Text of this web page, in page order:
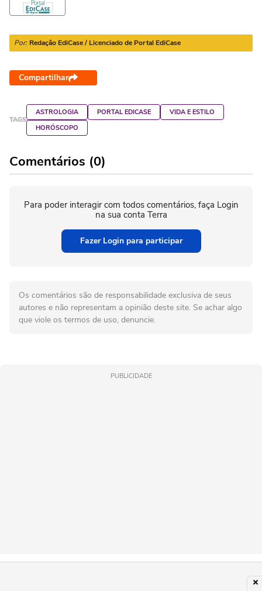
Por: Redação EdiCase / Licenciado de Portal EdiCase
Compartilhar
TAGS
ASTROLOGIA PORTAL EDICASE
VIDA E ESTILO
HORÓSCOPO
Comentários (0)
Para poder interagir com todos comentários, faça Login
na sua conta Terra
Fazer Login para participar
Os comentários são de responsabilidade exclusiva de seus
autores e não representam a opinião deste site. Se achar algo
que viole os termos de uso, denuncie.
PUBLICIDADE